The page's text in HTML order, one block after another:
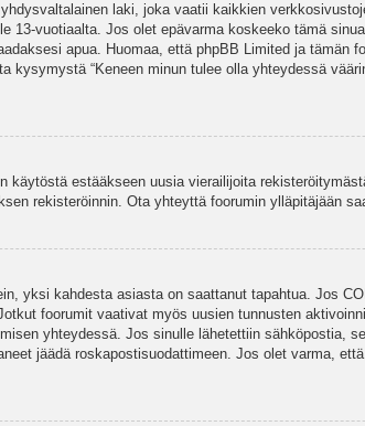
laki, joka vaatii kaikkien
13-vuotiaalta. Jos olet epävarma koskeeko tämä
apua. Huomaa, että phpBB Limited ja tämän
kysymystä “Keneen minun tulee olla yhteydessä
käytöstä estääkseen uusia vierailijoita
rekisteröinnin. Ota yhteyttä foorumin ylläpitäjään
yksi kahdesta asiasta on saattanut tapahtua. Jos
foorumit vaativat myös uusien tunnusten
yhteydessä. Jos sinulle lähetettiin sähköpostia,
jäädä roskapostisuodattimeen. Jos olet varma,